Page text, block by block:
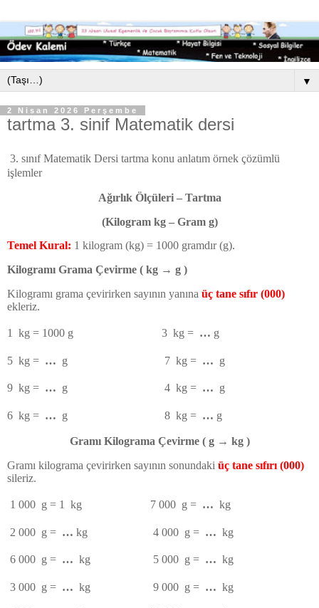
▼
2 Nisan 2026 Perşembe
tartma 3. sinif Matematik dersi
3. sınıf Matematik Dersi tartma konu anlatım örnek çözümlü
işlemler
Ağırlık Ölçüleri – Tartma
(Kilogram kg – Gram g)
Temel Kural: 1 kilogram (kg) = 1000 gramdır (g).
Kilogramı Grama Çevirme ( kg → g )
Kilogramı grama çevirirken sayının yanına üç tane sıfır (000)
ekleriz.
1 kg = 1000 g 3 kg = … g
5 kg = … g 7 kg = … g
9 kg = … g 4 kg = … g
6 kg = … g 8 kg = … g
Gramı Kilograma Çevirme ( g → kg )
Gramı kilograma çevirirken sayının sonundaki üç tane sıfırı (000)
sileriz.
1 000 g = 1 kg 7 000 g = … kg
2 000 g = … kg 4 000 g = … kg
6 000 g = … kg 5 000 g = … kg
3 000 g = … kg 9 000 g = … kg